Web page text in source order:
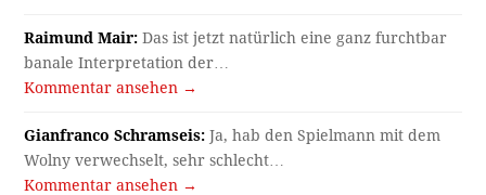
Raimund Mair: Das ist jetzt natürlich eine ganz furchtbar
banale Interpretation der…
Kommentar ansehen →
Gianfranco Schramseis: Ja, hab den Spielmann mit dem
Wolny verwechselt, sehr schlecht…
Kommentar ansehen →